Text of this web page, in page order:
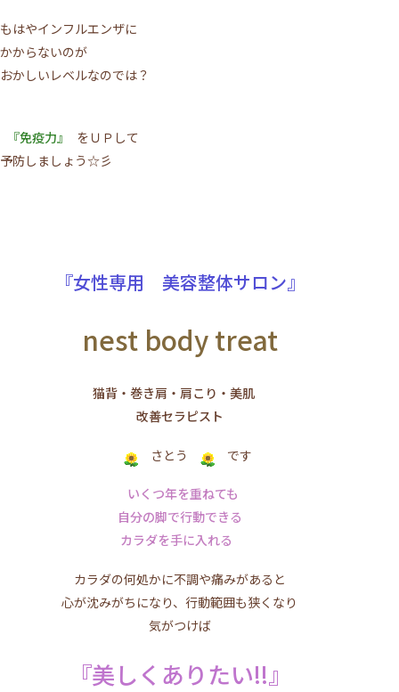
もはやインフルエンザに
かからないのが
おかしいレベルなのでは？
『免疫力』
をＵＰして
予防しましょう☆彡
『女性専用 美容整体サロン』
nest body treat
猫背・巻き肩・肩こり・美肌
改善セラピスト
さとう です
いくつ年を重ねても
自分の脚で行動できる
カラダを手に入れる
カラダの何処かに不調や痛みがあると
心が沈みがちになり、行動範囲も狭くなり
気がつけば
『美しくありたい!!』